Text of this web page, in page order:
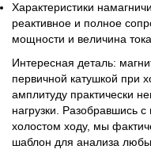
Характеристики
реактивное и полное
мощности и величина
Интересная деталь:
первичной катушкой при
амплитуду практически
нагрузки. Разобравшись
холостом ходу, мы
шаблон для анализа